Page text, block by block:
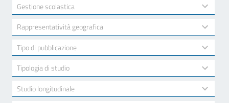
Gestione scolastica
results
available
Rappresentatività geografica
10
results
available
Tipo di pubblicazione
results
available
Tipologia di studio
results
available
Studio longitudinale
results